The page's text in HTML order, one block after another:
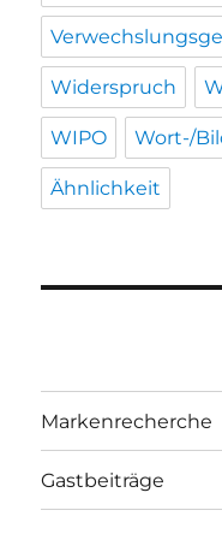
Widerspruch
WIPO Wort-/
Ähnlichkeit
Markenrecherche
Gastbeiträge